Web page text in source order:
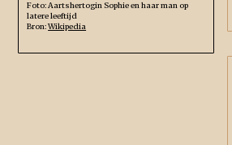
Foto: Aartshertogin Sophie en haar man op
latere leeftijd
Bron:Wikipedia